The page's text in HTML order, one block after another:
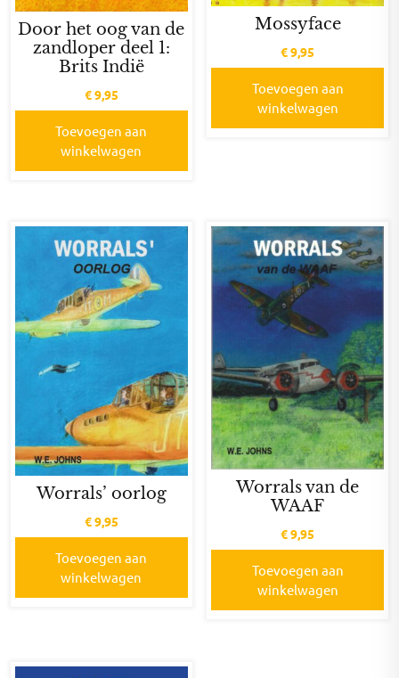
Door het oog van de
zandloper deel 1:
Brits Indië
€9,95
Toevoegen aan
winkelwagen
Mossyface
€9,95
Toevoegen aan
winkelwagen
Worrals’ oorlog
€9,95
Toevoegen aan
winkelwagen
Worrals van de
WAAF
€9,95
Toevoegen aan
winkelwagen